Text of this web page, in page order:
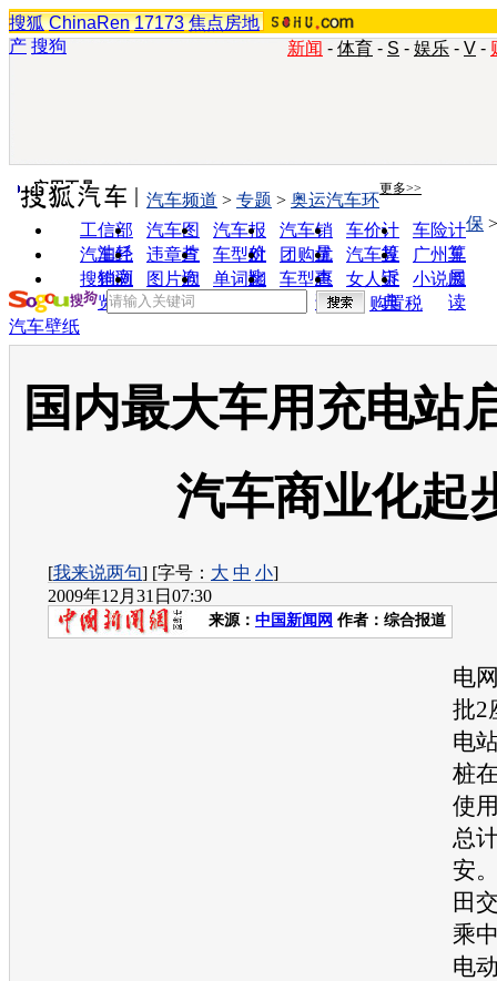
搜狐 ChinaRen 17173 焦点房地
产 搜狗 新闻 - 体育 - S - 娱乐 - V -
实用工具 更多>>
工信部
油耗
汽车图
片
汽车报
价
汽车销
量
车价计
算
车险计
算
汽车经
销商
违章查
询
车型对
比
团购优
惠
汽车投
诉
广州车
展
搜狗浏
览器
图片欣
赏
单词翻
车型查
询
女人宝
典
小说阅
读
汽车频道 > 专题 > 奥运汽车环
保
购置税
汽车壁纸
国内最大车用充电站
汽车商业化起
[我来说两句] [字号： 大 中 小]
2009年12月31日07:30
来源： 中国新闻网 作者：综合报道
电
批2
电
桩
使
总
安
田
乘
电